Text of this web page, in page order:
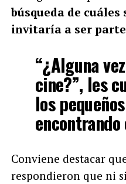
búsqueda de
invitaría a ser
“¿Alguna
cine?”, les
los
Conviene destacar
respondieron que ni